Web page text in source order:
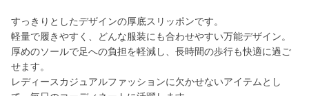
すっきりとしたデザインの厚底スリッポンです。
軽量で履きやすく、どんな服装にも合わせやすい万能デザイン。
厚めのソールで足への負担を軽減し、長時間の歩行も快適に過ご
せます。
レディースカジュアルファッションに欠かせないアイテムとし